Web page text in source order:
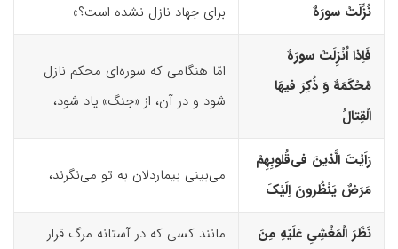
نُزِّلَتْ سورَهٌ
برای جهاد نازل نشده است؟»
فَاِذا اُنْزِلَتْ سورَهٌ
مُحْکَمَهٌ وَ ذُکِرَ فیهَا
الْقِتالُ
امّا هنگامی‌ که سوره‌ای محکم نازل
شود و در آن، از «جنگ» یاد شود،
رَاَیْتَ الَّذینَ فى‌قُلوبِهِمْ
مَرَضٌ یَنْظُرونَ اِلَیْکَ
می‌بینی بیماردلان به تو می‌نگرند،
نَظَرَ الْمَغْشِیِ عَلَیْهِ مِنَ مانند کسی که در آستانه مرگ قرار